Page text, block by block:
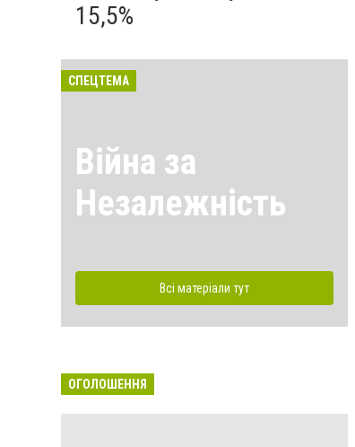
15,5%
СПЕЦТЕМА
Війна за
Незалежність
Всі матеріали тут
ОГОЛОШЕННЯ